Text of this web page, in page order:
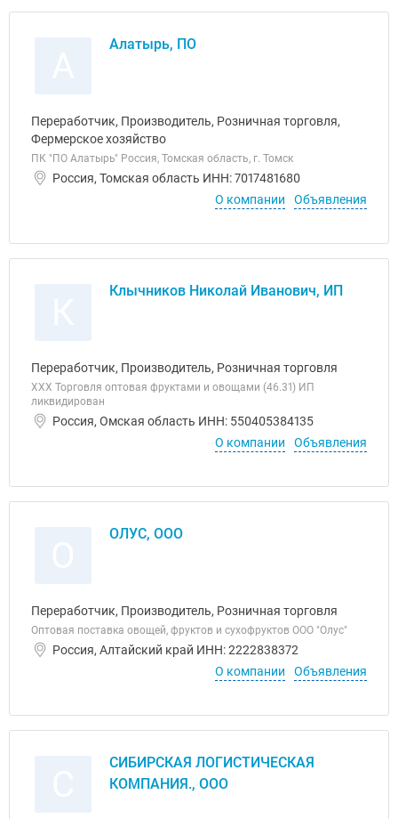
Алатырь, ПО
Переработчик, Производитель, Розничная торговля,
Фермерское хозяйство
ПК "ПО Алатырь" Россия, Томская область, г. Томск
Россия, Томская область ИНН: 7017481680
О компании
Объявления
Клычников Николай Иванович, ИП
Переработчик, Производитель, Розничная торговля
ХХХ Торговля оптовая фруктами и овощами (46.31) ИП
ликвидирован
Россия, Омская область ИНН: 550405384135
О компании
Объявления
ОЛУС, ООО
Переработчик, Производитель, Розничная торговля
Оптовая поставка овощей, фруктов и сухофруктов ООО "Олус"
Россия, Алтайский край ИНН: 2222838372
О компании
Объявления
СИБИРСКАЯ ЛОГИСТИЧЕСКАЯ
КОМПАНИЯ., ООО